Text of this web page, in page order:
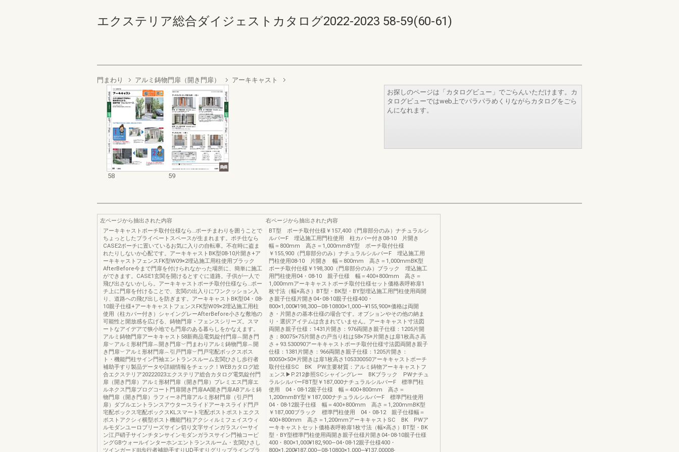
エクステリア総合ダイジェストカタログ2022-2023 58-59(60-61)
門まわり アルミ鋳物門扉（開き門扉） アーキキャスト
58 59
お探しのページは「カタログビュー」でごらんいただけます。カ
タログビューではweb上でパラパラめくりながらカタログをごら
んになれます。
左ページから抽出された内容
アーキキャストポーチ取付仕様なら…ポーチまわりを囲うことで
ちょっとしたプライベートスペースが生まれます。ポチ仕なら
CASE2ポーチに置いているお気に入りの自転車。不在時に盗ま
れたりしないか心配です。アーキキャストBK型08-10片開き+ア
ーキキャストフェンスFK型W09×2埋込施工用柱使用ブラック
AfterBefore今まで門扉を付けられなかった場所に、簡単に施工
ができます。CASE1玄関を開けるとすぐに道路。子供が一人で
飛び出さないかしら。アーキキャストポーチ取付仕様なら…ポー
チ上に門扉を付けることで、玄関の出入りにワンクッション入
り、道路への飛び出しを防ぎます。アーキキャストBK型04・08-
10親子仕様+アーキキャストフェンスFK型W09×2埋込施工用柱
使用（柱カバー付き）シャイングレーAfterBefore小さな敷地の
可能性と開放感を広げる、鋳物門扉・フェンスシリーズ。スマ
ートなアイデアで狭小地でも門扉のある暮らしをかなえます。
アルミ鋳物門扉アーキキャスト58新商品電気錠付門扉︵開き門
扉︶アルミ形材門扉︵開き門扉︶門まわりアルミ鋳物門扉︵開
き門扉︶アルミ形材門扉︵引戸門扉︶門戸宅配ボックスポス
ト・機能門柱サイン門袖エントランスルーム玄関ひさし歩行者
補助手すり製品データや詳細情報をチェック！WEBカタログ総
合エクステリア20222023エクステリア総合カタログ電気錠付門
扉（開き門扉）アルミ形材門扉（開き門扉）プレミエス門扉エ
ルネクス門扉プログコート門扉開き門扉AA開き門扉ABアルミ鋳
物門扉（開き門扉）ラフィーネ門扉アルミ形材門扉（引戸門
扉）ダブルエントランスアウタースライドアーキスライド門戸
宅配ボックス宅配ボックスKLスマート宅配ポストポストエクス
ポストアクシィ横型ポスト機能門柱アクシィルミフェイスウィ
ルモダンユーロブリーズサイン切り文字サインガラスバーサイ
ン江戸硝子サインチタンサインモダンガラスサイン門袖コーピ
ングGBウォールインターホンエントランスルーム・玄関ひさし
ツインガードⅢ歩行者補助手すりUD手すりグリップラインプラ
右ページから抽出された内容
BT型 ポーチ取付仕様￥157,400（門扉部分のみ）ナチュラルシ
ルバーF 埋込施工用門柱使用 柱カバー付き08-10 片開き
幅＝800mm 高さ＝1,000mmBY型 ポーチ取付仕様
￥155,900（門扉部分のみ）ナチュラルシルバーF 埋込施工用
門柱使用08-10 片開き 幅＝800mm 高さ＝1,000mmBK型
ポーチ取付仕様￥198,300（門扉部分のみ）ブラック 埋込施工
用門柱使用04・08-10 親子仕様 幅＝400+800mm 高さ＝
1,000mmアーキキャストポーチ取付仕様セット価格表呼称扉1
枚寸法（幅×高さ）BT型・BK型・BY型埋込施工用門柱使用両開
き親子仕様片開き04･08-10親子仕様400・
800×1,000¥198,300―08-10800×1,000―¥155,900※価格は両開
き・片開きの基本仕様の場合です。オプションやその他の納ま
り・選択アイテムは含まれていません。アーキキャスト寸法図
両開き親子仕様：1431片開き：976両開き親子仕様：1205片開
き：80075×75片開きの戸当り柱は58×75※片開きは扉1枚高さ高
さ＋93.530090アーキキャストポーチ取付仕様寸法図両開き親子
仕様：1381片開き：966両開き親子仕様：1205片開き：
80050×50※片開きは扉1枚高さ105330050アーキキャストポーチ
取付仕様SC BK PW主要材質：アルミ鋳物アーキキャストフ
ェンス▶P.212参照SCシャイングレー BKブラック PWナチュ
ラルシルバーFBT型￥187,000ナチュラルシルバーF 標準門柱
使用 04・08-12親子仕様 幅＝400+800mm 高さ＝
1,200mmBY型￥187,000ナチュラルシルバーF 標準門柱使用
04・08-12親子仕様 幅＝400+800mm 高さ＝1,200mmBK型
￥187,000ブラック 標準門柱使用 04・08-12 親子仕様幅＝
400+800mm 高さ＝1,200mmアーキキャストSC BK PWア
ーキキャストセット価格表呼称扉1枚寸法（幅×高さ）BT型・BK
型・BY型標準門柱使用両開き親子仕様片開き04･08-10親子仕様
400・800×1,000¥182,900―04･08-12親子仕様400・
800×1,200¥187,000―08-10800×1,000―¥137,00008-